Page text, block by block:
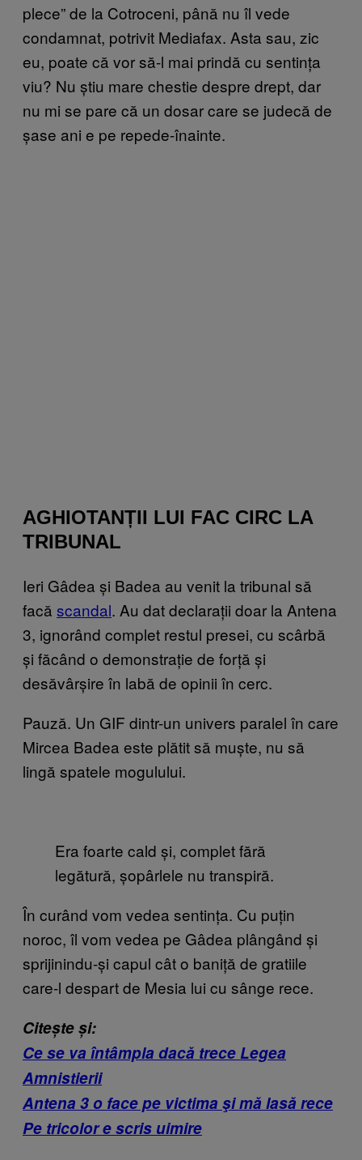
plece” de la Cotroceni, până nu îl vede
condamnat, potrivit Mediafax. Asta sau, zic
eu, poate că vor să-l mai prindă cu sentința
viu? Nu știu mare chestie despre drept, dar
nu mi se pare că un dosar care se judecă de
șase ani e pe repede-înainte.
AGHIOTANȚII LUI FAC CIRC LA
TRIBUNAL
Ieri Gâdea și Badea au venit la tribunal să
facă scandal. Au dat declarații doar la Antena
3, ignorând complet restul presei, cu scârbă
și făcând o demonstrație de forță și
desăvârșire în labă de opinii în cerc.
Pauză. Un GIF dintr-un univers paralel în care
Mircea Badea este plătit să muște, nu să
lingă spatele mogulului.
Era foarte cald și, complet fără
legătură, șopârlele nu transpiră.
În curând vom vedea sentința. Cu puțin
noroc, îl vom vedea pe Gâdea plângând și
sprijinindu-și capul cât o baniță de gratiile
care-l despart de Mesia lui cu sânge rece.
Citește și:
Ce se va întâmpla dacă trece Legea
Amnistierii
Antena 3 o face pe victima şi mă lasă rece
Pe tricolor e scris uimire